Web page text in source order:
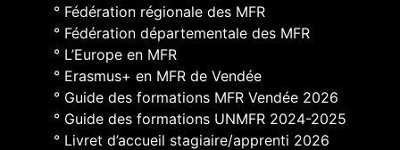
° Fédération régionale des MFR
° Fédération départementale des MFR
° L’Europe en MFR
° Erasmus+ en MFR de Vendée
° Guide des formations MFR Vendée 2026
° Guide des formations UNMFR 2024-2025
° Livret d’accueil stagiaire/apprenti 2026